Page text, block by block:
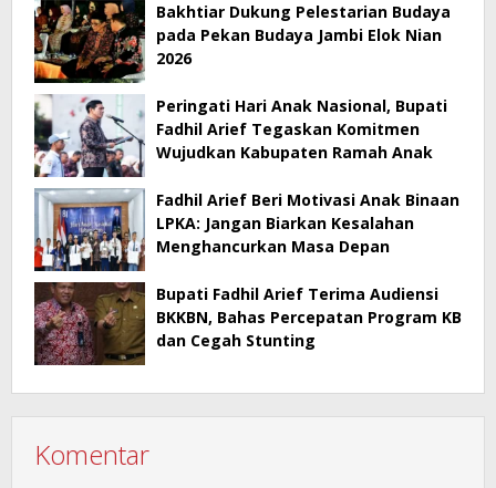
Bakhtiar Dukung Pelestarian Budaya
pada Pekan Budaya Jambi Elok Nian
2026
Peringati Hari Anak Nasional, Bupati
Fadhil Arief Tegaskan Komitmen
Wujudkan Kabupaten Ramah Anak
Fadhil Arief Beri Motivasi Anak Binaan
LPKA: Jangan Biarkan Kesalahan
Menghancurkan Masa Depan
Bupati Fadhil Arief Terima Audiensi
BKKBN, Bahas Percepatan Program KB
dan Cegah Stunting
Komentar